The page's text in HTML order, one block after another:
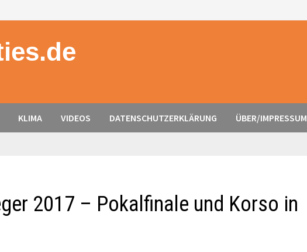
KLIMA VIDEOS DATENSCHUTZERKLÄRUNG ÜBER/IMPRESSUM
2017 – Pokalfinale und Korso in